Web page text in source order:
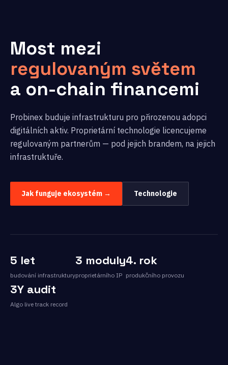
Most mezi
regulovaným světem
a on-chain financemi
Probinex buduje infrastrukturu pro přirozenou adopci
digitálních aktiv. Proprietární technologie licencujeme
regulovaným partnerům — pod jejich brandem, na jejich
infrastruktuře.
Jak funguje ekosystém → Technologie
5 let
budování infrastruktury
3 moduly
proprietárního IP
4. rok
produkčního provozu
3Y audit
Algo live track record